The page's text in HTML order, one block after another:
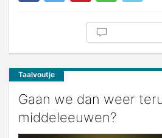
Taalvoutje
Gaan we dan weer
middeleeuwen?